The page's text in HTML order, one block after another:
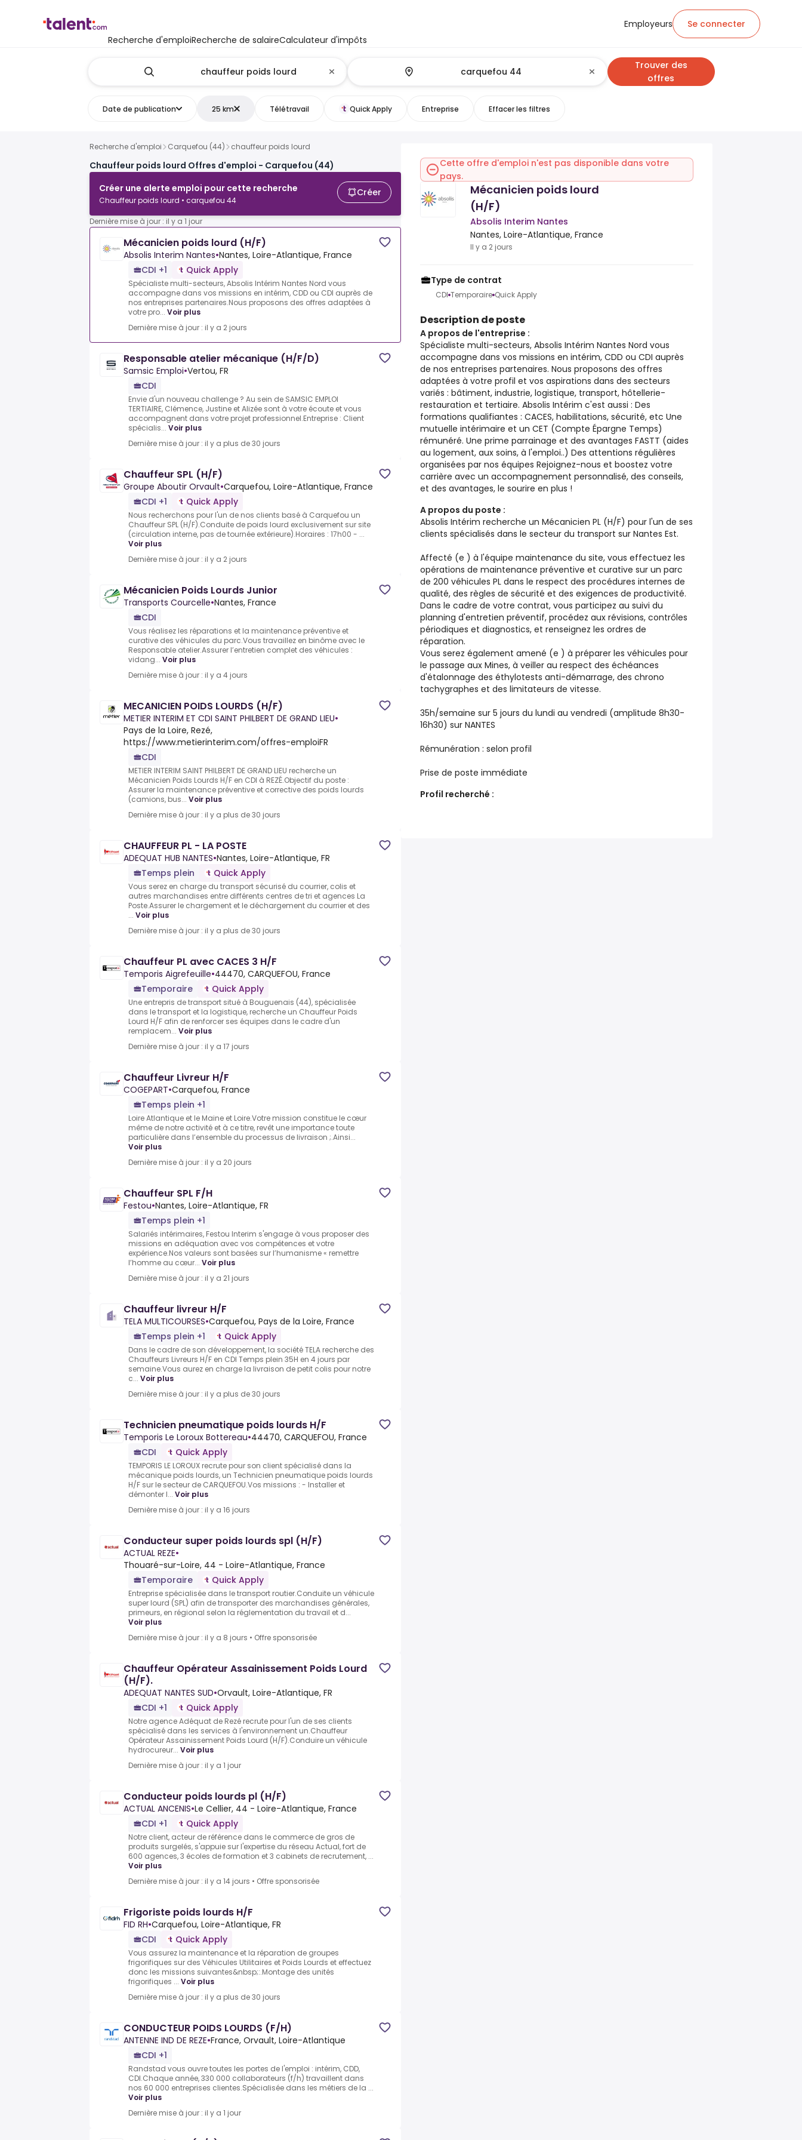
Recherche d'emploiRecherche de salaireCalculateur d'impôts
Employeurs Se connecter
Trouver des
offres
Date de publication 25 km Télétravail Quick Apply Entreprise Effacer les filtres
Recherche d'emploi Carquefou (44) chauffeur poids lourd
Chauffeur poids lourd Offres d'emploi - Carquefou (44)
Créer une alerte emploi pour cette recherche
Chauffeur poids lourd • carquefou 44
Créer
Dernière mise à jour : il y a 1 jour
Mécanicien poids lourd (H/F)
Absolis Interim Nantes•Nantes, Loire-Atlantique, France
CDI +1
Quick Apply
Spécialiste multi-secteurs, Absolis Intérim Nantes Nord vous
accompagne dans vos missions en intérim, CDD ou CDI auprès de
nos entreprises partenaires.Nous proposons des offres adaptées à
votre pro... Voir plus
Dernière mise à jour : il y a 2 jours
Responsable atelier mécanique (H/F/D)
Samsic Emploi•Vertou, FR
CDI
Envie d'un nouveau challenge ? Au sein de SAMSIC EMPLOI
TERTIAIRE, Clémence, Justine et Alizée sont à votre écoute et vous
accompagnent dans votre projet professionnel.Entreprise : Client
spécialis... Voir plus
Dernière mise à jour : il y a plus de 30 jours
Chauffeur SPL (H/F)
Groupe Aboutir Orvault•Carquefou, Loire-Atlantique, France
CDI +1
Quick Apply
Nous recherchons pour l'un de nos clients basé à Carquefou un
Chauffeur SPL (H/F).Conduite de poids lourd exclusivement sur site
(circulation interne, pas de tournée extérieure).Horaires : 17h00 - ...
Voir plus
Dernière mise à jour : il y a 2 jours
Mécanicien Poids Lourds Junior
Transports Courcelle•Nantes, France
CDI
Vous réalisez les réparations et la maintenance préventive et
curative des véhicules du parc.Vous travaillez en binôme avec le
Responsable atelier.Assurer l’entretien complet des véhicules :
vidang... Voir plus
Dernière mise à jour : il y a 4 jours
MECANICIEN POIDS LOURDS (H/F)
METIER INTERIM ET CDI SAINT PHILBERT DE GRAND LIEU•
Pays de la Loire, Rezé,
https://www.metierinterim.com/offres-emploiFR
CDI
METIER INTERIM SAINT PHILBERT DE GRAND LIEU recherche un
Mécanicien Poids Lourds H/F en CDI à REZÉ.Objectif du poste :
Assurer la maintenance préventive et corrective des poids lourds
(camions, bus... Voir plus
Dernière mise à jour : il y a plus de 30 jours
CHAUFFEUR PL - LA POSTE
ADEQUAT HUB NANTES•Nantes, Loire-Atlantique, FR
Temps plein
Quick Apply
Vous serez en charge du transport sécurisé du courrier, colis et
autres marchandises entre différents centres de tri et agences La
Poste.Assurer le chargement et le déchargement du courrier et des
... Voir plus
Dernière mise à jour : il y a plus de 30 jours
Chauffeur PL avec CACES 3 H/F
Temporis Aigrefeuille•44470, CARQUEFOU, France
Temporaire
Quick Apply
Une entrepris de transport situé à Bouguenais (44), spécialisée
dans le transport et la logistique, recherche un Chauffeur Poids
Lourd H/F afin de renforcer ses équipes dans le cadre d'un
remplacem... Voir plus
Dernière mise à jour : il y a 17 jours
Chauffeur Livreur H/F
COGEPART•Carquefou, France
Temps plein +1
Loire Atlantique et le Maine et Loire.Votre mission constitue le cœur
même de notre activité et à ce titre, revêt une importance toute
particulière dans l’ensemble du processus de livraison ;.Ainsi...
Voir plus
Dernière mise à jour : il y a 20 jours
Chauffeur SPL F/H
Festou•Nantes, Loire-Atlantique, FR
Temps plein +1
Salariés intérimaires, Festou Interim s'engage à vous proposer des
missions en adéquation avec vos compétences et votre
expérience.Nos valeurs sont basées sur l’humanisme « remettre
l’homme au cœur... Voir plus
Dernière mise à jour : il y a 21 jours
Chauffeur livreur H/F
TELA MULTICOURSES•Carquefou, Pays de la Loire, France
Temps plein +1
Quick Apply
Dans le cadre de son développement, la société TELA recherche des
Chauffeurs Livreurs H/F en CDI Temps plein 35H en 4 jours par
semaine.Vous aurez en charge la livraison de petit colis pour notre
c... Voir plus
Dernière mise à jour : il y a plus de 30 jours
Technicien pneumatique poids lourds H/F
Temporis Le Loroux Bottereau•44470, CARQUEFOU, France
CDI
Quick Apply
TEMPORIS LE LOROUX recrute pour son client spécialisé dans la
mécanique poids lourds, un Technicien pneumatique poids lourds
H/F sur le secteur de CARQUEFOU.Vos missions : - Installer et
démonter l... Voir plus
Dernière mise à jour : il y a 16 jours
Conducteur super poids lourds spl (H/F)
ACTUAL REZE•
Thouaré-sur-Loire, 44 - Loire-Atlantique, France
Temporaire
Quick Apply
Entreprise spécialisée dans le transport routier.Conduite un véhicule
super lourd (SPL) afin de transporter des marchandises générales,
primeurs, en régional selon la réglementation du travail et d...
Voir plus
Dernière mise à jour : il y a 8 jours • Offre sponsorisée
Chauffeur Opérateur Assainissement Poids Lourd
(H/F).
ADEQUAT NANTES SUD•Orvault, Loire-Atlantique, FR
CDI +1
Quick Apply
Notre agence Adéquat de Rezé recrute pour l'un de ses clients
spécialisé dans les services à l'environnement un.Chauffeur
Opérateur Assainissement Poids Lourd (H/F).Conduire un véhicule
hydrocureur... Voir plus
Dernière mise à jour : il y a 1 jour
Conducteur poids lourds pl (H/F)
ACTUAL ANCENIS•Le Cellier, 44 - Loire-Atlantique, France
CDI +1
Quick Apply
Notre client, acteur de référence dans le commerce de gros de
produits surgelés, s'appuie sur l'expertise du réseau Actual, fort de
600 agences, 3 écoles de formation et 3 cabinets de recrutement, ...
Voir plus
Dernière mise à jour : il y a 14 jours • Offre sponsorisée
Frigoriste poids lourds H/F
FID RH•Carquefou, Loire-Atlantique, FR
CDI
Quick Apply
Vous assurez la maintenance et la réparation de groupes
frigorifiques sur des Véhicules Utilitaires et Poids Lourds et effectuez
donc les missions suivantes&nbsp;:.Montage des unités
frigorifiques ... Voir plus
Dernière mise à jour : il y a plus de 30 jours
CONDUCTEUR POIDS LOURDS (F/H)
ANTENNE IND DE REZE•France, Orvault, Loire-Atlantique
CDI +1
Randstad vous ouvre toutes les portes de l'emploi : intérim, CDD,
CDI.Chaque année, 330 000 collaborateurs (f/h) travaillent dans
nos 60 000 entreprises clientes.Spécialisée dans les métiers de la ...
Voir plus
Dernière mise à jour : il y a 1 jour
Cette offre d'emploi n'est pas disponible dans votre
pays.
Mécanicien poids lourd
(H/F)
Absolis Interim Nantes
Nantes, Loire-Atlantique, France
Il y a 2 jours
Type de contrat
CDI Temporaire Quick Apply
Description de poste
A propos de l'entreprise :
Spécialiste multi-secteurs, Absolis Intérim Nantes Nord vous
accompagne dans vos missions en intérim, CDD ou CDI auprès
de nos entreprises partenaires. Nous proposons des offres
adaptées à votre profil et vos aspirations dans des secteurs
variés : bâtiment, industrie, logistique, transport, hôtellerie-
restauration et tertiaire. Absolis Intérim c'est aussi : Des
formations qualifiantes : CACES, habilitations, sécurité, etc Une
mutuelle intérimaire et un CET (Compte Épargne Temps)
rémunéré. Une prime parrainage et des avantages FASTT (aides
au logement, aux soins, à l'emploi..) Des attentions régulières
organisées par nos équipes Rejoignez-nous et boostez votre
carrière avec un accompagnement personnalisé, des conseils,
et des avantages, le sourire en plus !
A propos du poste :
Absolis Intérim recherche un Mécanicien PL (H/F) pour l'un de ses
clients spécialisés dans le secteur du transport sur Nantes Est.
Affecté (e ) à l'équipe maintenance du site, vous effectuez les
opérations de maintenance préventive et curative sur un parc
de 200 véhicules PL dans le respect des procédures internes de
qualité, des règles de sécurité et des exigences de productivité.
Dans le cadre de votre contrat, vous participez au suivi du
planning d'entretien préventif, procédez aux révisions, contrôles
périodiques et diagnostics, et renseignez les ordres de
réparation.
Vous serez également amené (e ) à préparer les véhicules pour
le passage aux Mines, à veiller au respect des échéances
d'étalonnage des éthylotests anti-démarrage, des chrono
tachygraphes et des limitateurs de vitesse.
35h/semaine sur 5 jours du lundi au vendredi (amplitude 8h30-
16h30) sur NANTES
Rémunération : selon profil
Prise de poste immédiate
Profil recherché :